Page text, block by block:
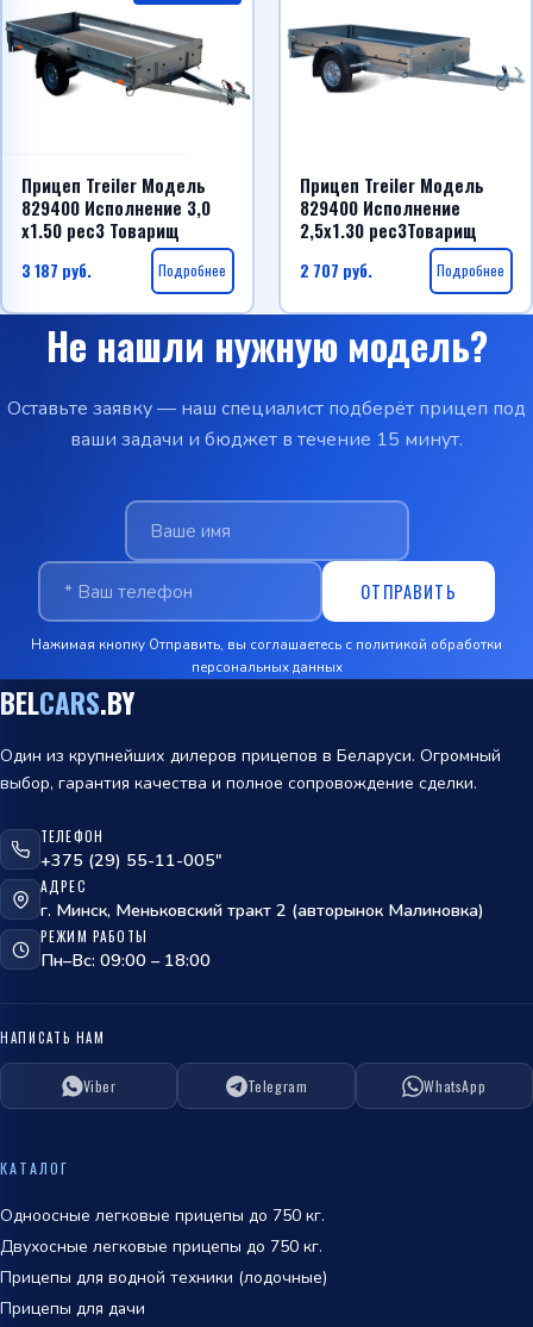
Прицеп Treiler Модель
829400 Исполнение 3,0
х1.50 рес3 Товарищ
3 187 руб. Подробнее
Прицеп Treiler Модель
829400 Исполнение
2,5х1.30 рес3Товарищ
2 707 руб. Подробнее
обработки персональных данных
Не нашли нужную модель?
Оставьте заявку — наш специалист подберёт прицеп под
ваши задачи и бюджет в течение 15 минут.
ОТПРАВИТЬ
Нажимая кнопку Отправить, вы соглашаетесь с политикой обработки
персональных данных
ОТПРАВИТЬ
BELCARS.BY
Один из крупнейших дилеров прицепов в Беларуси. Огромный
выбор, гарантия качества и полное сопровождение сделки.
ТЕЛЕФОН
+375 (29) 55-11-005"
АДРЕС
г. Минск, Меньковский тракт 2 (авторынок Малиновка)
РЕЖИМ РАБОТЫ
Пн–Вс: 09:00 – 18:00
НАПИСАТЬ НАМ
Viber Telegram WhatsApp
КАТАЛОГ
Одноосные легковые прицепы до 750 кг.
Двухосные легковые прицепы до 750 кг.
Прицепы для водной техники (лодочные)
Прицепы для дачи